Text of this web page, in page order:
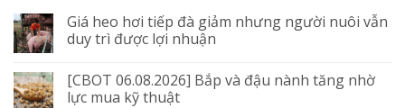
Giá heo hơi tiếp đà giảm nhưng người nuôi vẫn
duy trì được lợi nhuận
[CBOT 06.08.2026] Bắp và đậu nành tăng nhờ
lực mua kỹ thuật